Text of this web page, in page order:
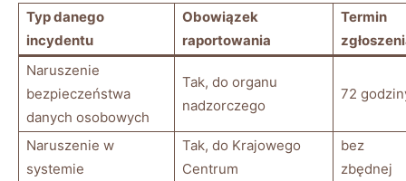
Typ danego
incydentu
Obowiązek
raportowania
Termin
Naruszenie
bezpieczeństwa
danych osobowych
Tak, do ⁢organu
⁤nadzorczego
72‍
Naruszenie ⁣w
systemie
Tak, do Krajowego
Centrum
bez
zbędnej